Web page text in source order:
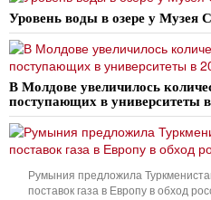
Уровень воды в озере у Музея
В Молдове увеличилось
поступающих в университеты
Румыния предложила
поставок газа в Европу в обход